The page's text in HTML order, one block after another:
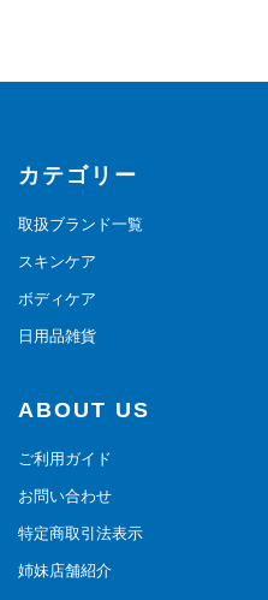
カテゴリー
取扱ブランド一覧
スキンケア
ボディケア
日用品雑貨
ABOUT US
ご利用ガイド
お問い合わせ
特定商取引法表示
姉妹店舗紹介